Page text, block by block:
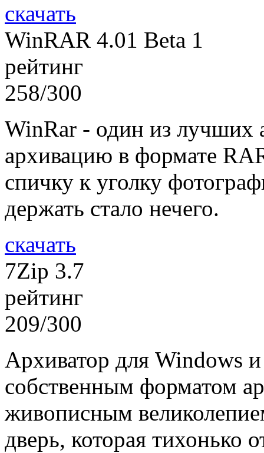
скачать
WinRAR 4.01 Beta 1
рейтинг
258/300
WinRar - один из лучших
архивацию в формате
спичку к уголку
держать стало нечего.
скачать
7Zip 3.7
рейтинг
209/300
Архиватор для Windows
собственным форматом
живописным
дверь, которая тихонько